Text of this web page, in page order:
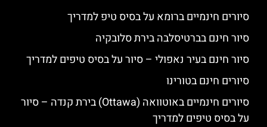
סיורים חינמיים ברומא על בסיס טיפ למדריך
סיור חינם בברטיסלבה בירת סלובקיה
סיור חינם בעיר נאפולי – סיור על בסיס טיפים למדריך
סיורים חינם בטורינו
סיורים חינמיים באוטוואה (Ottawa) בירת קנדה – סיור
על בסיס טיפים למדריך